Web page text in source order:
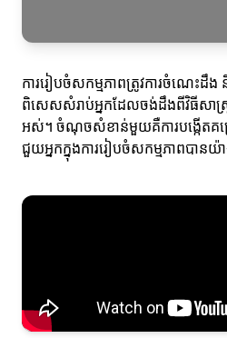
ការរៀបចំសកម្មភាពត្រូវការចំណេះដឹង
ពិសេសសំរាប់អ្នកដែលចង់ដឹងពីវិធីសាស្ត្
អស់។ ចំណុចសំខាន់មួយគឺការបង្កើតគម្
ជួយអ្នកក្នុងការរៀបចំសកម្មភាពបានយ៉